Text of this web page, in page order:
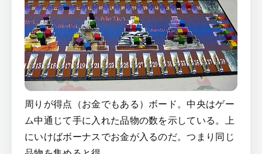
周りが得点（お金でもある）ボード。中央はゲー
ム中通じて手に入れた品物の数を示している。上
にいけばボーナスでお金が入るのだ。つまり同じ